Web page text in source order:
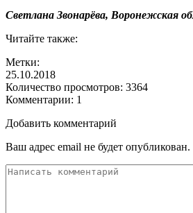
Светлана Звонарёва, Воронежская
Читайте также:
Метки:
25.10.2018
Количество просмотров: 3364
Комментарии: 1
Добавить комментарий
Ваш адрес email не будет опубликован.